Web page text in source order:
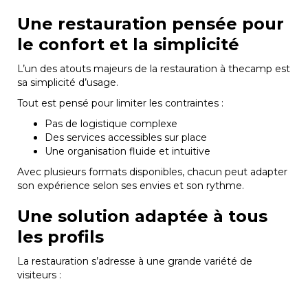
Une restauration pensée pour
le confort et la simplicité
L’un des atouts majeurs de la restauration à thecamp est
sa simplicité d’usage.
Tout est pensé pour limiter les contraintes :
Pas de logistique complexe
Des services accessibles sur place
Une organisation fluide et intuitive
Avec plusieurs formats disponibles, chacun peut adapter
son expérience selon ses envies et son rythme.
Une solution adaptée à tous
les profils
La restauration s’adresse à une grande variété de
visiteurs :